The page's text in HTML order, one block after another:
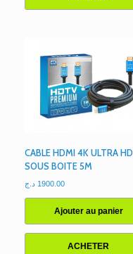
CABLE HDMI 4K ULTRA HD
SOUS BOITE 5M
1900.00 د.ج
Ajouter au panier
ACHETER